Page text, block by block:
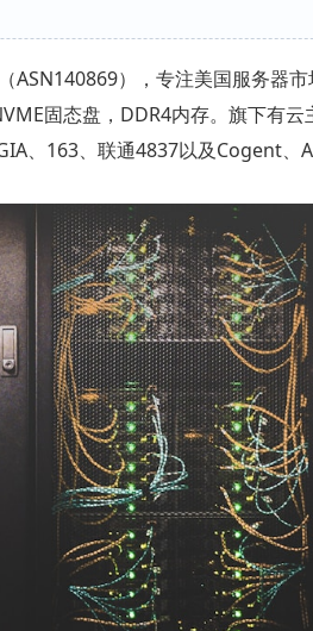
ASN140869），专注美国服务器
固态盘，DDR4内存。旗下有云
、163、联通4837以及Cogent、